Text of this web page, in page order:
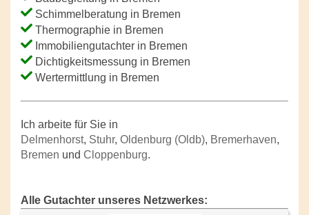
Schimmelberatung in Bremen
Thermographie in Bremen
Immobiliengutachter in Bremen
Dichtigkeitsmessung in Bremen
Wertermittlung in Bremen
Ich arbeite für Sie in
Delmenhorst, Stuhr, Oldenburg (Oldb), Bremerhaven,
Bremen und Cloppenburg.
Alle Gutachter unseres Netzwerkes: